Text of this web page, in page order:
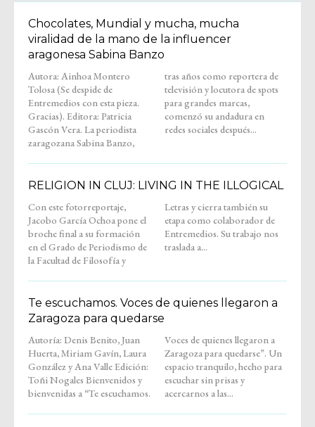
Chocolates, Mundial y mucha, mucha
viralidad de la mano de la influencer
aragonesa Sabina Banzo
Autora: Ainhoa Montero
Tolosa (Se despide de
Entremedios con esta pieza.
Gracias). Editora: Patricia
Gascón Vera. La periodista
zaragozana Sabina Banzo,
tras años como reportera de
televisión y locutora de spots
para grandes marcas,
comenzó su andadura en
redes sociales después...
RELIGION IN CLUJ: LIVING IN THE ILLOGICAL
Con este fotorreportaje,
Jacobo García Ochoa pone el
broche final a su formación
en el Grado de Periodismo de
la Facultad de Filosofía y
Letras y cierra también su
etapa como colaborador de
Entremedios. Su trabajo nos
traslada a...
Te escuchamos. Voces de quienes llegaron a
Zaragoza para quedarse
Autoría: Denis Benito, Juan
Huerta, Miriam Gavín, Laura
González y Ana Valle Edición:
Toñi Nogales Bienvenidos y
bienvenidas a “Te escuchamos.
Voces de quienes llegaron a
Zaragoza para quedarse”. Un
espacio tranquilo, hecho para
escuchar sin prisas y
acercarnos a las...